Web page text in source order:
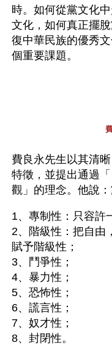
時。如何從黨文化
文化，如何真正擺
復中華民族的優秀
個重要課題。
費良永先生以其清
特徵，並提出通過
觀」的理念。他說
1、專制性：只容許
2、階級性：把自由
賦予階級性；
3、鬥爭性；
4、暴力性；
5、恐怖性；
6、謊言性；
7、奴才性；
8、封閉性。